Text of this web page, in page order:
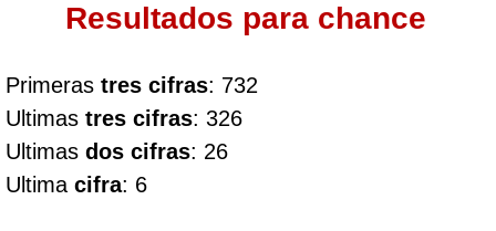
Resultados para chance
Primeras tres cifras: 732
Ultimas tres cifras: 326
Ultimas dos cifras: 26
Ultima cifra: 6